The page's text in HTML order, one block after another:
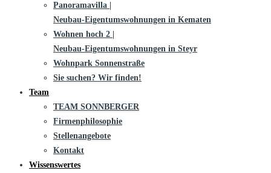
Panoramavilla |
Neubau-Eigentums­­wohnungen in Kematen
Wohnen hoch 2 |
Neubau-Eigentumswohnungen in Steyr
Wohnpark Sonnenstraße
Sie suchen? Wir finden!
Team
TEAM SONNBERGER
Firmenphilosophie
Stellenangebote
Kontakt
Wissenswertes